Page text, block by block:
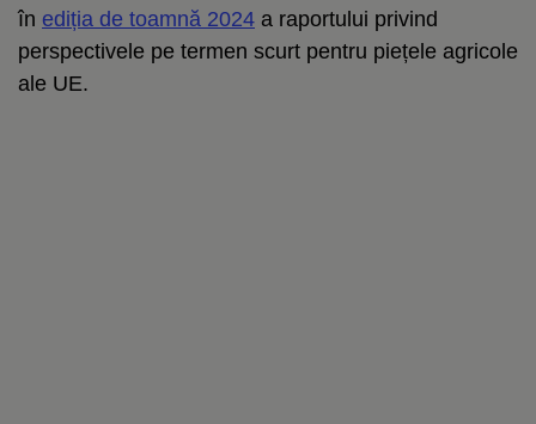
în ediția de toamnă 2024 a raportului privind
perspectivele pe termen scurt pentru piețele agricole
ale UE.